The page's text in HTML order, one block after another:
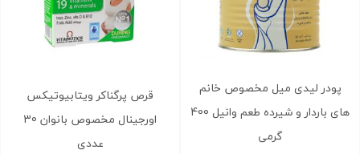
پودر لیدی میل مخصوص خانم
های باردار و شیرده طعم وانیل 400
گرمی
قرص پرگناکر ویتابیوتیکس
اورجینال مخصوص بانوان 30
عددی